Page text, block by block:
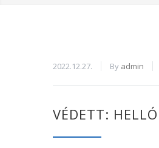
2022.12.27. By admin
VÉDETT: